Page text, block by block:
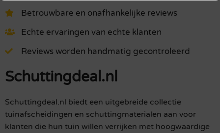
Betrouwbare en onafhankelijke reviews
Echte ervaringen van echte klanten
Reviews worden handmatig gecontroleerd
Schuttingdeal.nl
Schuttingdeal.nl biedt een uitgebreide collectie
tuinafscheidingen en schuttingmaterialen aan voor
klanten die hun tuin willen verrijken met hoogwaardige